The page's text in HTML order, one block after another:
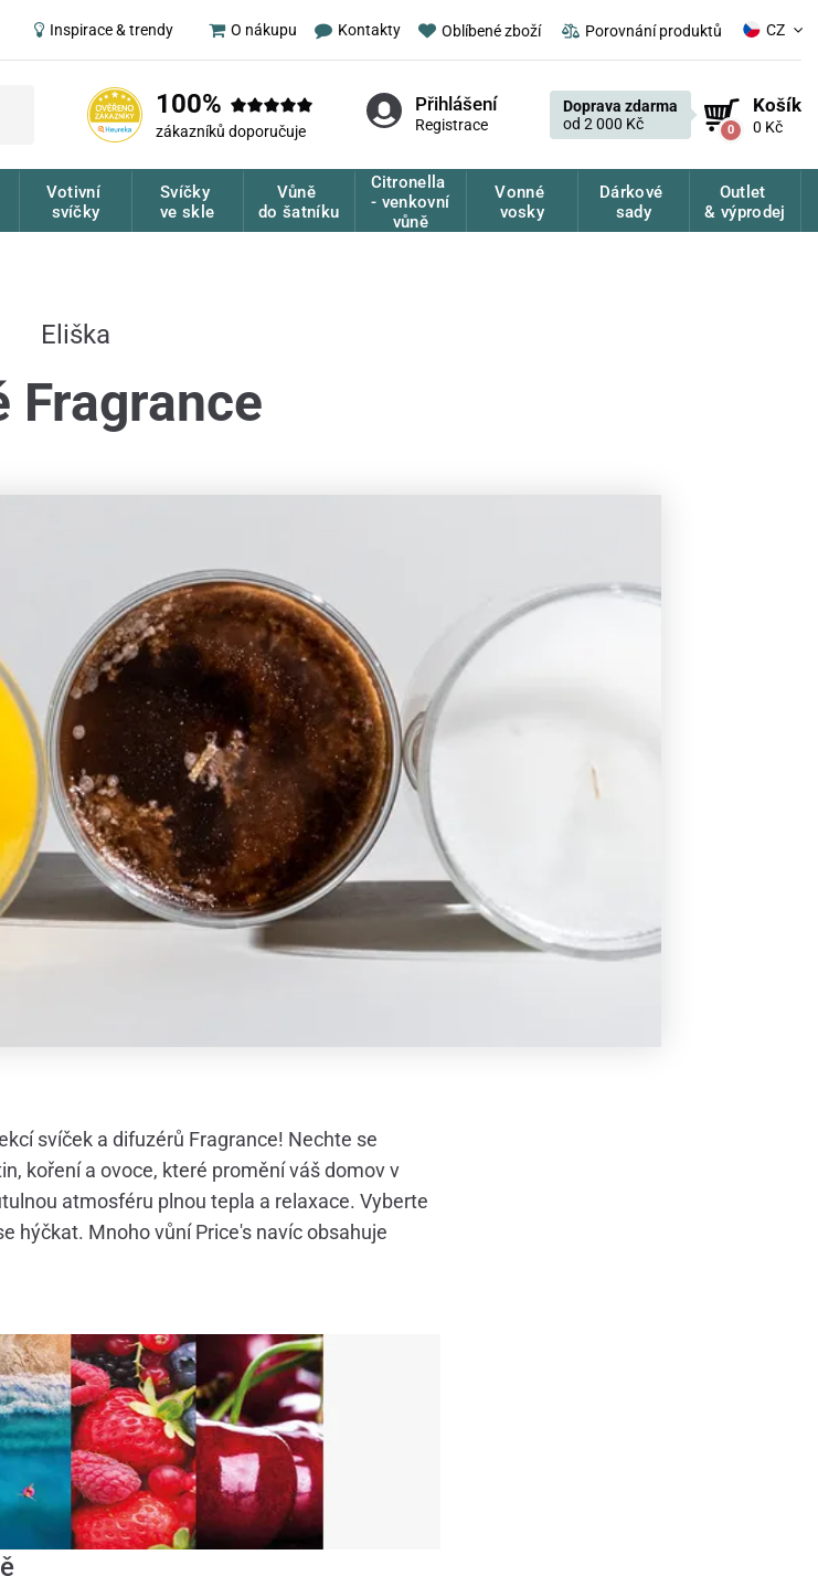
Inspirace & trendy O nákupu Kontakty Oblíbené zboží Porovnání produktů CZ
100%
zákazníků doporučuje
Přihlášení
Registrace
Doprava zdarma
od 2 000 Kč
0
Košík
0 Kč
Votivní
svíčky
Svíčky
ve skle
Vůně
do šatníku
Citronella
- venkovní
vůně
Vonné
vosky
Dárkové
sady
Outlet
& výprodej
Eliška
Fragrance
svíček a difuzérů Fragrance! Nechte se
koření a ovoce, které promění váš domov v
atmosféru plnou tepla a relaxace. Vyberte
hýčkat. Mnoho vůní Price's navíc obsahuje